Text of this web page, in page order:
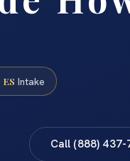
ES Intake
Call (888) 437-